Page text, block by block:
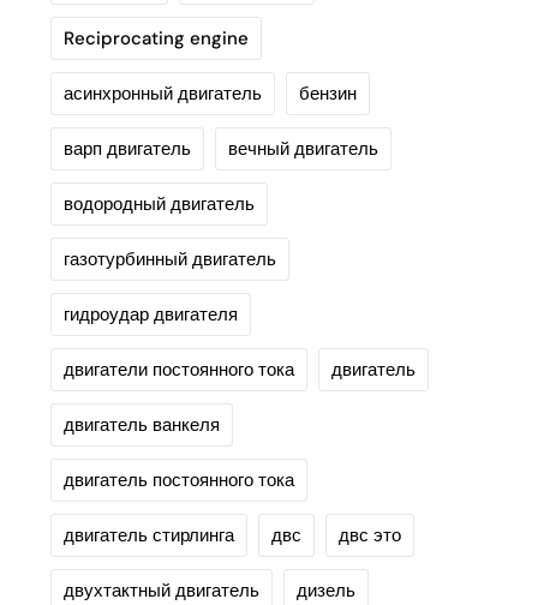
Reciprocating engine
асинхронный двигатель бензин
варп двигатель вечный двигатель
водородный двигатель
газотурбинный двигатель
гидроудар двигателя
двигатели постоянного тока двигатель
двигатель ванкеля
двигатель постоянного тока
двигатель стирлинга двс двс это
двухтактный двигатель дизель